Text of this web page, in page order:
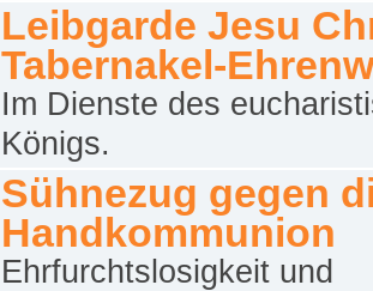
Leibgarde Jesu
Tabernakel-
Im Dienste des
Königs.
Sühnezug gegen
Handkommunion
Ehrfurchtslosigkeit und